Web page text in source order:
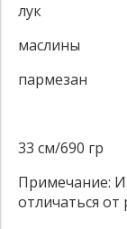
лук
маслины
пармезан
33 см/690 гр
Примечание:
отличаться от